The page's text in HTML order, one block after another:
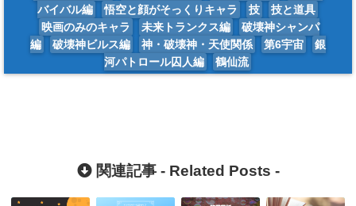
バイバル編
悟空と顔がそっくりキャラ 技
技と道具
映画のみのキャラ
未来トランクス編
破壊神シャンパ
編
破壊神ビルス編 神・破壊神・天使関係 第6宇宙
銀
河パトロール囚人編
鶴仙流
関連記事 - Related Posts -